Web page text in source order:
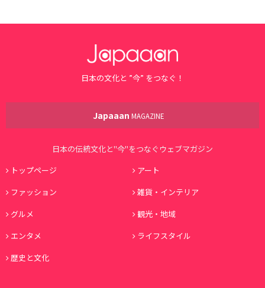
日本の文化と ”今” をつなぐ！
Japaaan MAGAZINE
日本の伝統文化と"今"をつなぐウェブマガジン
トップページ
アート
ファッション
雑貨・インテリア
グルメ
観光・地域
エンタメ
ライフスタイル
歴史と文化